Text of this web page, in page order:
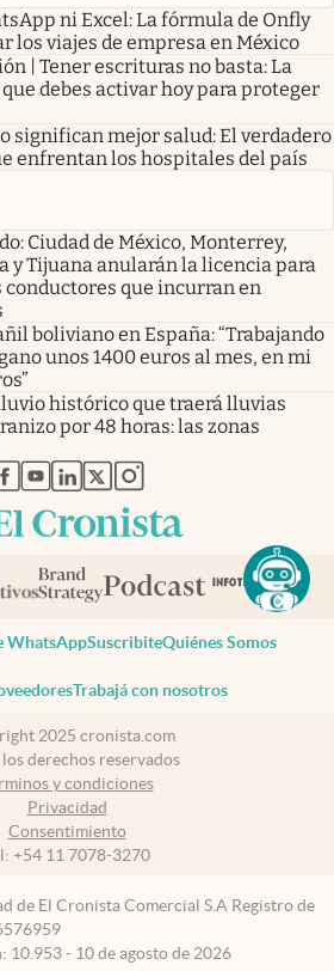
ni Excel: La fórmula de Onfly
los viajes de empresa en México
| Tener escrituras no basta: La
debes activar hoy para proteger
significan mejor salud: El verdadero
enfrentan los hospitales del país
Ciudad de México, Monterrey,
y Tijuana anularán la licencia para
conductores que incurran en
boliviano en España: “Trabajando
unos 1400 euros al mes, en mi
histórico que traerá lluvias
por 48 horas: las zonas
abre en nueva pestaña
abre en nueva pestaña
abre en nueva pestaña
abre en nueva pestaña
abre en nueva pestaña
WhatsAppSuscribiteQuiénes Somos
Trabajá con nosotros
2025 cronista.com
los derechos reservados
y condiciones
Privacidad
Consentimiento
+54 11 7078-3270
de El Cronista Comercial S.A Registro de
10.953 - 10 de agosto de 2026